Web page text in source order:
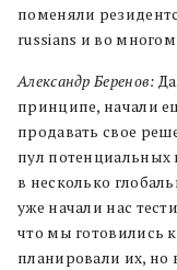
поменяли
russians и во
Александр Беренов:
принципе, начали
продавать свое
пул потенциальных
в несколько
уже начали нас
что мы готовились
планировали их, но